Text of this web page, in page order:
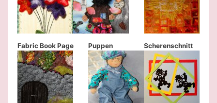
Scherenschnitt
Fabric Book Page Puppen